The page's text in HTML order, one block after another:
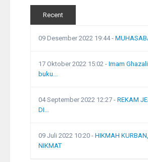
Recent
09 Desember 2022 19:44-
17 Oktober 2022 15:02 - Imam
buku...
04 September 2022 12:27 - REKAM
DI...
09 Juli 2022 10:20 - HIKMAH
NIKMAT